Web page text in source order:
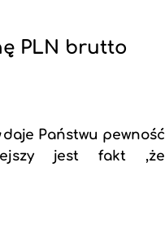
PLN brutto
daje Państwu pewność
jest fakt ,że